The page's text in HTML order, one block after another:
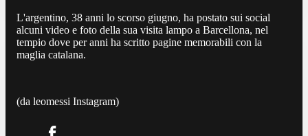
L'argentino, 38 anni lo scorso giugno, ha postato sui social
alcuni video e foto della sua visita lampo a Barcellona, nel
tempio dove per anni ha scritto pagine memorabili con la
maglia catalana.
(da leomessi Instagram)